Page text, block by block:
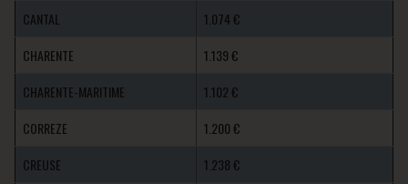
CANTAL
1.074 €
CHARENTE
1.139 €
CHARENTE-MARITIME
1.102 €
CORREZE
1.200 €
CREUSE
1.238 €